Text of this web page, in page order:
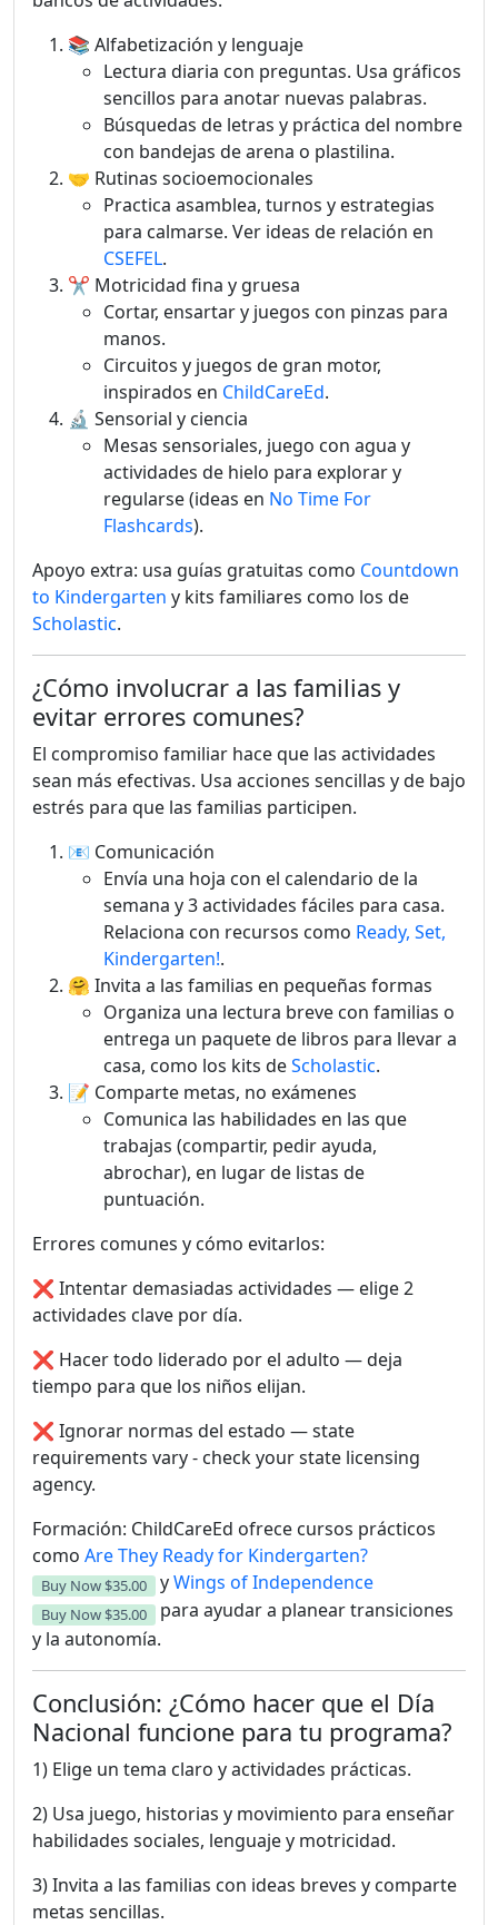
📚 Alfabetización y lenguaje
Lectura diaria con preguntas. Usa gráficos
sencillos para anotar nuevas palabras.
Búsquedas de letras y práctica del nombre
con bandejas de arena o plastilina.
🤝 Rutinas socioemocionales
Practica asamblea, turnos y estrategias
para calmarse. Ver ideas de relación en
CSEFEL.
✂️ Motricidad fina y gruesa
Cortar, ensartar y juegos con pinzas para
manos.
Circuitos y juegos de gran motor,
inspirados en ChildCareEd.
🔬 Sensorial y ciencia
Mesas sensoriales, juego con agua y
actividades de hielo para explorar y
regularse (ideas en No Time For
Flashcards).
Apoyo extra: usa guías gratuitas como Countdown
to Kindergarten y kits familiares como los de
Scholastic.
¿Cómo involucrar a las familias y
evitar errores comunes?
El compromiso familiar hace que las actividades
sean más efectivas. Usa acciones sencillas y de bajo
estrés para que las familias participen.
📧 Comunicación
Envía una hoja con el calendario de la
semana y 3 actividades fáciles para casa.
Relaciona con recursos como Ready, Set,
Kindergarten!.
🤗 Invita a las familias en pequeñas formas
Organiza una lectura breve con familias o
entrega un paquete de libros para llevar a
casa, como los kits deScholastic.
📝 Comparte metas, no exámenes
Comunica las habilidades en las que
trabajas (compartir, pedir ayuda,
abrochar), en lugar de listas de
puntuación.
Errores comunes y cómo evitarlos:
❌ Intentar demasiadas actividades — elige 2
actividades clave por día.
❌ Hacer todo liderado por el adulto — deja
tiempo para que los niños elijan.
❌ Ignorar normas del estado — state
requirements vary - check your state licensing
agency.
Formación: ChildCareEd ofrece cursos prácticos
como Are They Ready for Kindergarten?
Buy Now $35.00 yWings of Independence
Buy Now $35.00
para ayudar a planear transiciones
y la autonomía.
Conclusión: ¿Cómo hacer que el Día
Nacional funcione para tu programa?
1) Elige un tema claro y actividades prácticas.
2) Usa juego, historias y movimiento para enseñar
habilidades sociales, lenguaje y motricidad.
3) Invita a las familias con ideas breves y comparte
metas sencillas.